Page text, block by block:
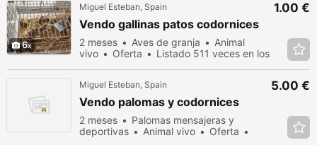
6
Miguel Esteban, Spain
Vendo gallinas patos codornices
2 meses Aves de granja
Animal
vivo
Oferta
Listado 511 veces en los
1.00 €
Miguel Esteban, Spain
Vendo palomas y codornices
2 meses
Palomas mensajeras y
deportivas
Animal vivo
Oferta
5.00 €